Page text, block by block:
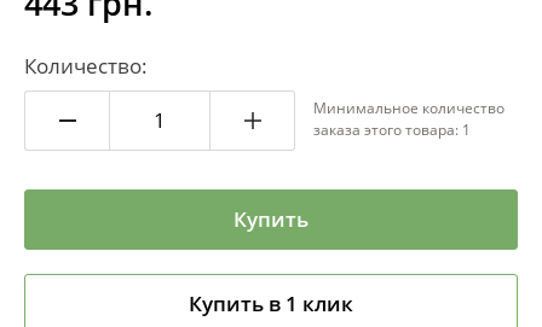
Количество:
Минимальное количество
заказа этого товара: 1
Купить
Купить в 1 клик